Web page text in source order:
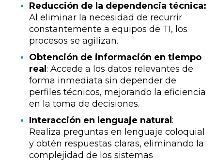
Reducción de la dependencia técnica:
Al eliminar la necesidad de recurrir
constantemente a equipos de TI, los
procesos se agilizan.
Obtención de información en tiempo
real : Accede a los datos relevantes de
forma inmediata sin depender de
perfiles técnicos, mejorando la eficiencia
en la toma de decisiones.
Interacción en lenguaje natural :
Realiza preguntas en lenguaje coloquial
y obtén respuestas claras, eliminando la
complejidad de los sistemas